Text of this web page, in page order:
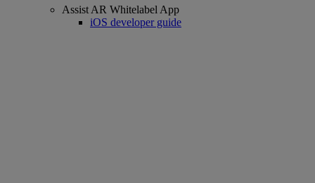
Assist AR Whitelabel App
iOS developer guide